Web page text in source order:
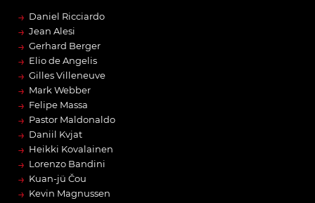
→ Daniel Ricciardo
→ Jean Alesi
→ Gerhard Berger
→ Elio de Angelis
→ Gilles Villeneuve
→ Mark Webber
→ Felipe Massa
→ Pastor Maldonaldo
→ Daniil Kvjat
→ Heikki Kovalainen
→ Lorenzo Bandini
→ Kuan-jü Čou
→ Kevin Magnussen